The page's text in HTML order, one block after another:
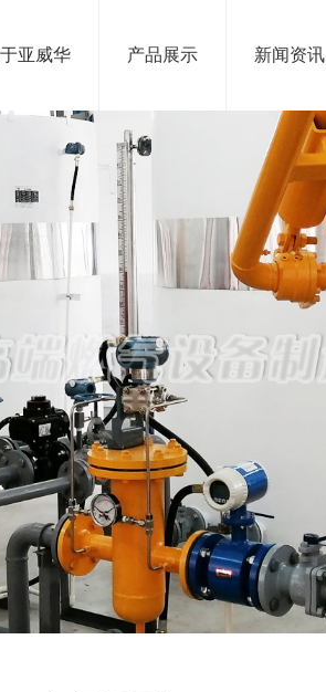
亚威华 产品展示 新闻资讯